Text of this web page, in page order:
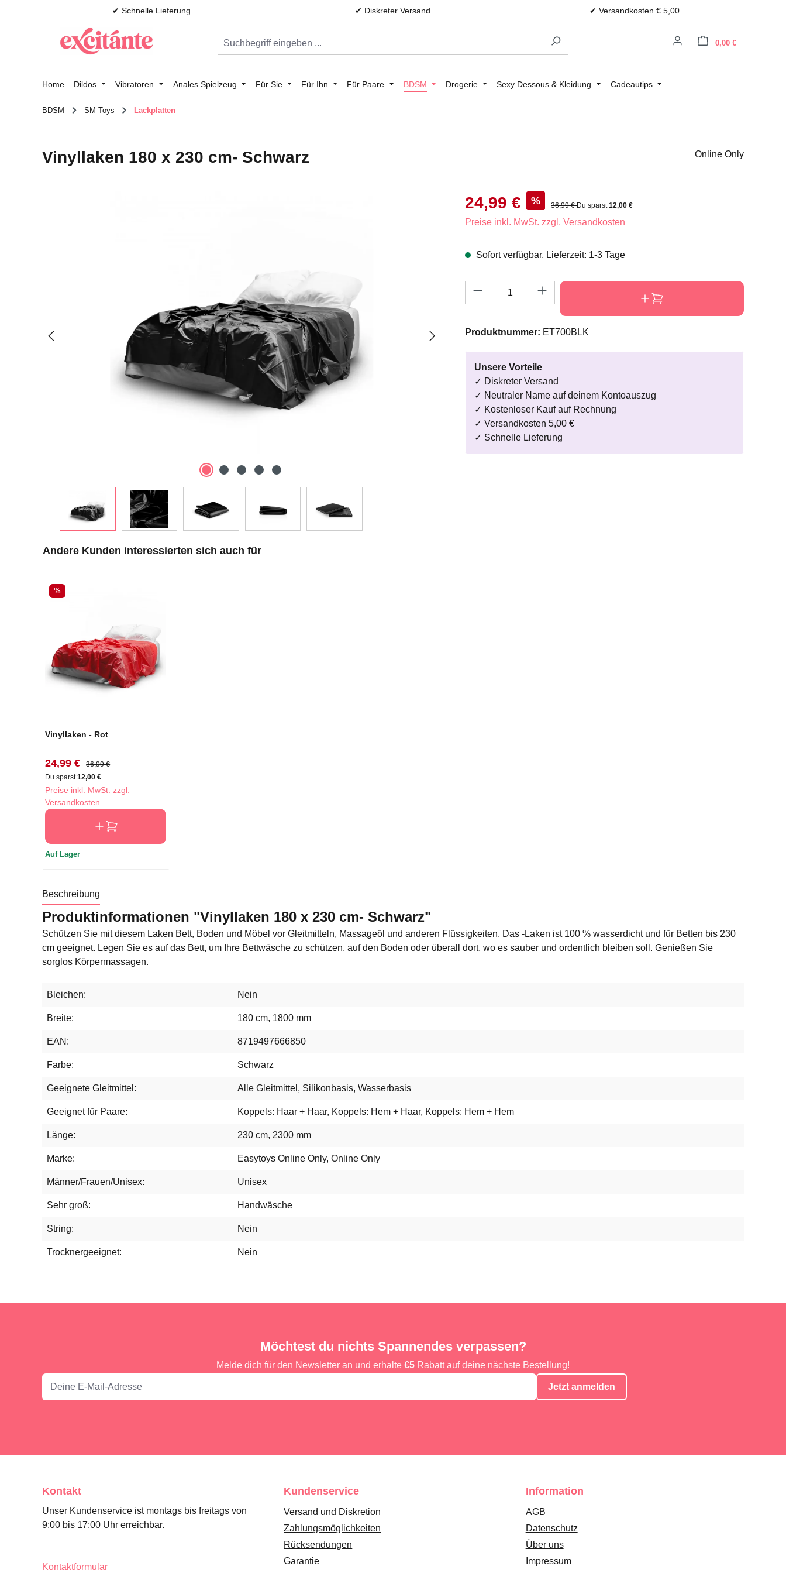
Zur Hauptnavigation springen✔ Schnelle Lieferung ✔ Diskreter Versand ✔ Versandkosten € 5,00
0,00 €
Home Dildos Vibratoren Anales Spielzeug Für Sie Für Ihn Für Paare BDSM Drogerie Sexy Dessous & Kleidung Cadeautips
BDSM SM Toys Lackplatten
Vinyllaken 180 x 230 cm- Schwarz Online Only
Verkaufspreis:
24,99 € % Regulärer Preis:
36,99 €Du sparst12,00 €
Preise inkl. MwSt. zzgl. Versandkosten
Sofort verfügbar, Lieferzeit: 1-3 Tage
Produkt Anzahl: Gib den gewünschten Wert ein
Produktnummer: ET700BLK
Unsere Vorteile
✓ Diskreter Versand
✓ Neutraler Name auf deinem Kontoauszug
✓ Kostenloser Kauf auf Rechnung
✓ Versandkosten 5,00 €
✓ Schnelle Lieferung
Produktgalerie überspringen
Andere Kunden interessierten sich auch für
Rabatt
%
Vinyllaken - Rot
Verkaufspreis:
24,99 € Regulärer Preis:
36,99 €
Du sparst12,00 €
Preise inkl. MwSt. zzgl.
Versandkosten
Auf Lager
Beschreibung
Produktinformationen "Vinyllaken 180 x 230 cm- Schwarz"
Schützen Sie mit diesem Laken Bett, Boden und Möbel vor Gleitmitteln, Massageöl und anderen Flüssigkeiten. Das -Laken ist 100 % wasserdicht und für Betten bis 230
cm geeignet. Legen Sie es auf das Bett, um Ihre Bettwäsche zu schützen, auf den Boden oder überall dort, wo es sauber und ordentlich bleiben soll. Genießen Sie
sorglos Körpermassagen.
Bleichen: Nein
Breite: 180 cm, 1800 mm
EAN: 8719497666850
Farbe: Schwarz
Geeignete Gleitmittel: Alle Gleitmittel, Silikonbasis, Wasserbasis
Geeignet für Paare: Koppels: Haar + Haar, Koppels: Hem + Haar, Koppels: Hem + Hem
Länge: 230 cm, 2300 mm
Marke: Easytoys Online Only, Online Only
Männer/Frauen/Unisex: Unisex
Sehr groß: Handwäsche
String: Nein
Trocknergeeignet: Nein
Möchtest du nichts Spannendes verpassen?
Melde dich für den Newsletter an und erhalte €5 Rabatt auf deine nächste Bestellung!
Jetzt anmelden
Kontakt
Unser Kundenservice ist montags bis freitags von
9:00 bis 17:00 Uhr erreichbar.
Kontaktformular
Kundenservice
Versand und Diskretion
Zahlungsmöglichkeiten
Rücksendungen
Garantie
Information
AGB
Datenschutz
Über uns
Impressum